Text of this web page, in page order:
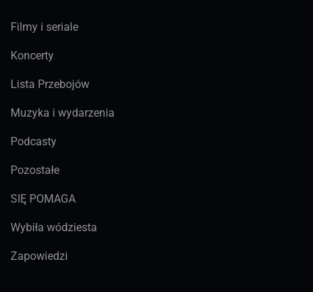
Filmy i seriale
Koncerty
Lista Przebojów
Muzyka i wydarzenia
Podcasty
Pozostałe
SIĘ POMAGA
Wybiła wódziesta
Zapowiedzi